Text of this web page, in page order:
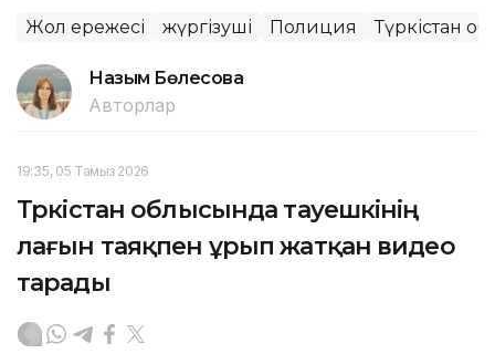
Жол ережесі жүргізуші Полиция Түркістан
Назым Бөлесова
Авторлар
19:35, 05 Тамыз 2026
Түркістан облысында тауешкінің
лағын таяқпен ұрып жатқан видео
тарады